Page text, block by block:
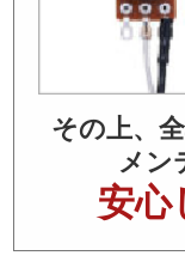
その上、
メン
安心